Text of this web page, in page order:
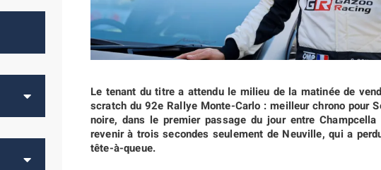
Le tenant du titre a attendu le milieu de la matinée de
scratch du 92e Rallye Monte-Carlo : meilleur chrono pour
noire, dans le premier passage du jour entre
revenir à trois secondes seulement de Neuville, qui a
tête-à-queue.